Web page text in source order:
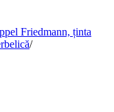
Friedmann, ținta